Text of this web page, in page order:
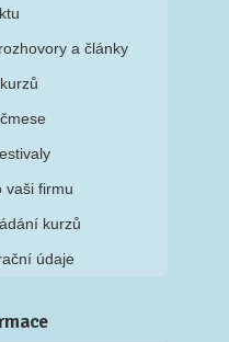
a články
vaši firmu
kurzů
údaje